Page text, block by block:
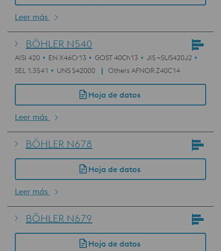
Leer más
BÖHLER N540
AISI 420 EN X46Cr13 GOST 40Ch13
JIS ~SUS420J2
SEL 1.3541
UNS S42000 Others AFNOR Z40C14
Hoja de datos
Leer más
BÖHLER N678
Hoja de datos
Leer más
BÖHLER N679
Hoja de datos